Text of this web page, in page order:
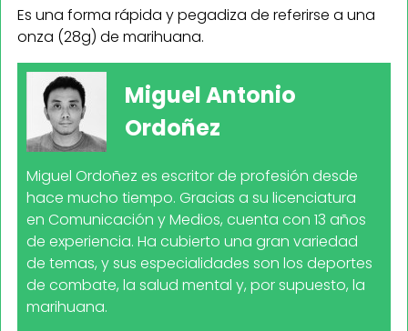
Es una forma rápida y pegadiza de referirse a una
onza (28g) de marihuana.
Miguel Antonio
Ordoñez
Miguel Ordoñez es escritor de profesión desde
hace mucho tiempo. Gracias a su licenciatura
en Comunicación y Medios, cuenta con 13 años
de experiencia. Ha cubierto una gran variedad
de temas, y sus especialidades son los deportes
de combate, la salud mental y, por supuesto, la
marihuana.